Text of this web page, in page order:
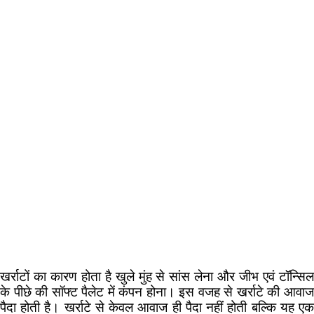
खर्राटों का कारण होता है खुले मुंह से सांस लेना और जीभ एवं टॉन्सिल
के पीछे की सॉफ्ट पैलेट में कंपन होना। इस वजह से खर्राटे की आवाज
पैदा होती है। खर्राटे से केवल आवाज ही पैदा नहीं होती बल्कि यह एक